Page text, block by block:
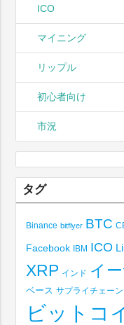
ICO
マイニング
リップル
初心者向け
市況
タグ
Binance bitflyer BTC
Facebook IBM ICO
XRP インド イ
ベース サプライチェーン
ビットコ